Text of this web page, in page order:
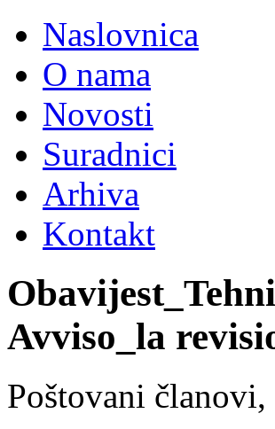
Naslovnica
O nama
Novosti
Suradnici
Arhiva
Kontakt
Avviso_la
Poštovani članovi,